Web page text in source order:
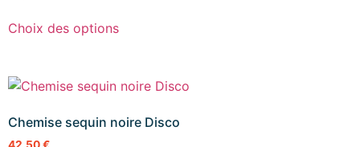
Choix des options
Chemise sequin noire Disco